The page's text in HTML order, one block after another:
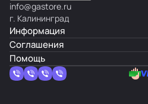
info@gastore.ru
г. Калининград
Информация
Соглашения
Помощь